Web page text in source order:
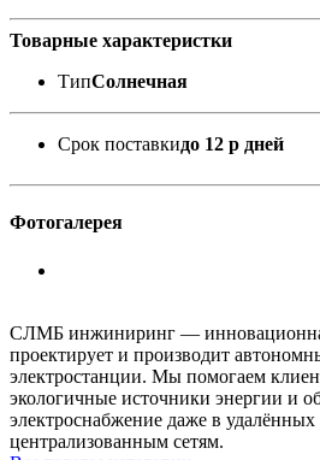
Товарные характеристки
ТипСолнечная
Срок поставкидо 12 р дней
Фотогалерея
СЛМБ инжиниринг —
проектирует и производит
электростанции. Мы помогаем
экологичные источники энергии и
электроснабжение даже в удалённых
централизованным сетям.